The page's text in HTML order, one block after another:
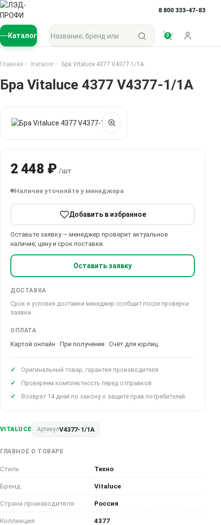
8 800 333-47-83
Каталог
Поиск по каталогу
0
Войти
Главная Каталог Бра Vitaluce 4377 V4377-1/1A
Бра Vitaluce 4377 V4377-1/1A
VITALUCE АртикулV4377-1/1A
ГЛАВНОЕ О ТОВАРЕ
Стиль Техно
Бренд Vitaluce
Страна производителя Россия
Коллекция 4377
2 448 ₽ /шт
Наличие уточняйте у менеджера
Добавить в избранное
Оставьте заявку — менеджер проверит актуальное
наличие, цену и срок поставки.
Оставить заявку
ДОСТАВКА
Срок и условия доставки менеджер сообщит после проверки
заявки.
ОПЛАТА
Картой онлайн · При получении · Счёт для юрлиц
Оригинальный товар, гарантия производителя
Проверяем комплектность перед отправкой
Возврат 14 дней по закону о защите прав потребителей